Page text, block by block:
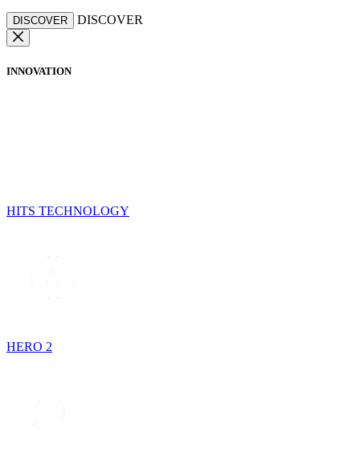
DISCOVER DISCOVER
INNOVATION
HITS TECHNOLOGY
HERO 2